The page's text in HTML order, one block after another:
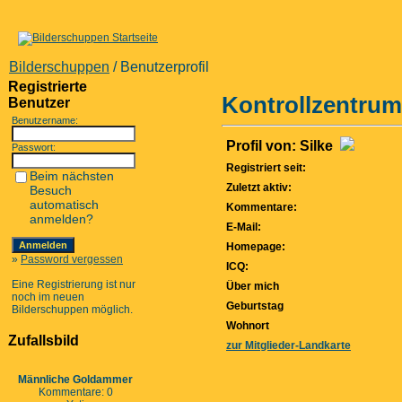
Bilderschuppen / Benutzerprofil
Registrierte
Benutzer
Benutzername:
Passwort:
Beim nächsten
Besuch
automatisch
anmelden?
» Password vergessen
Eine Registrierung ist nur
noch im neuen
Bilderschuppen möglich.
Zufallsbild
Männliche Goldammer
Kommentare: 0
Kontrollzentrum
Profil von: Silke
Registriert seit:
Zuletzt aktiv:
Kommentare:
E-Mail:
Homepage:
ICQ:
Über mich
Geburtstag
Wohnort
zur Mitglieder-Landkarte